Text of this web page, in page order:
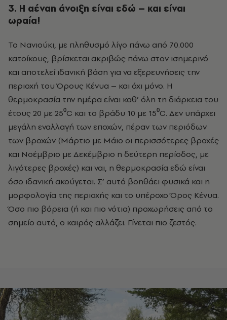
3. Η αέναη άνοιξη είναι εδώ – και είναι
ωραία!
Το Νανιούκι, με πληθυσμό λίγο πάνω από 70.000
κατοίκους, βρίσκεται ακριβώς πάνω στον ισημερινό
και αποτελεί ιδανική βάση για να εξερευνήσεις την
περιοχή του Όρους Κένυα – και όχι μόνο. Η
θερμοκρασία την ημέρα είναι καθ’ όλη τη διάρκεια του
έτους 20 με 25⁰C και το βράδυ 10 με 15⁰C. Δεν υπάρχει
μεγάλη εναλλαγή των εποχών, πέραν των περιόδων
των βροχών (Μάρτιο με Μάιο οι περισσότερες βροχές
και Νοέμβριο με Δεκέμβριο η δεύτερη περίοδος, με
λιγότερες βροχές) και ναι, η θερμοκρασία εδώ είναι
όσο ιδανική ακούγεται. Σ’ αυτό βοηθάει φυσικά και η
μορφολογία της περιοχής και το υπέροχο Όρος Κένυα.
Όσο πιο βόρεια (ή και πιο νότια) προχωρήσεις από το
σημείο αυτό, ο καιρός αλλάζει. Γίνεται πιο ζεστός.